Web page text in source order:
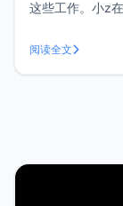
这些工作。小z
站长统计工具有
计，从工具上来
阅读全文